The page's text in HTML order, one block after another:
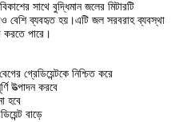
সাথে বুদ্ধিমান জলের মিটারটি
বেশি ব্যবহৃত হয়।এটি জল সরবরাহ ব্যবস্থা
করতে পারে।
গ্রেডিয়েন্টকে নিশ্চিত করে
উত্পাদন করবে
হবে
বাড়ে